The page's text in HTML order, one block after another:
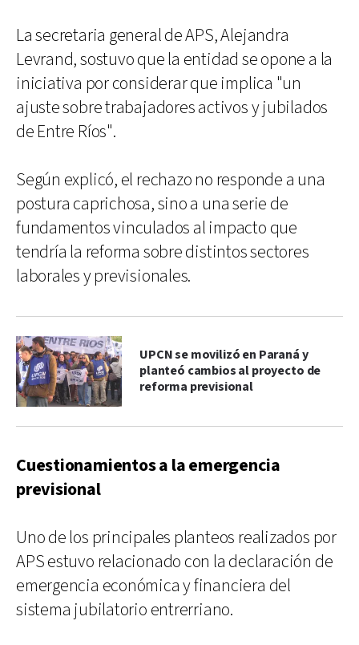
La secretaria general de APS, Alejandra
Levrand, sostuvo que la entidad se opone a la
iniciativa por considerar que implica "un
ajuste sobre trabajadores activos y jubilados
de Entre Ríos".
Según explicó, el rechazo no responde a una
postura caprichosa, sino a una serie de
fundamentos vinculados al impacto que
tendría la reforma sobre distintos sectores
laborales y previsionales.
UPCN se movilizó en Paraná y
planteó cambios al proyecto de
reforma previsional
Cuestionamientos a la emergencia
previsional
Uno de los principales planteos realizados por
APS estuvo relacionado con la declaración de
emergencia económica y financiera del
sistema jubilatorio entrerriano.